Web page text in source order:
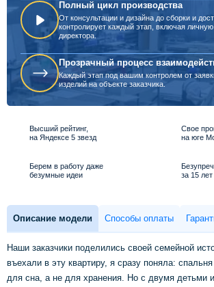
Полный цикл производства
От консультации и дизайна до сборки и
контролирует каждый этап, включая
директора.
Прозрачный процесс
Каждый этап под вашим контролем от
изделий на объекте заказчика.
Высший рейтинг,
на Яндексе 5 звезд
Свое
на юге
Берем в работу даже
безумные идеи
за 15
Описание модели Способы оплаты
Наши заказчики поделились своей семейной
въехали в эту квартиру, я сразу поняла:
для сна, а не для хранения. Но с двумя детьми